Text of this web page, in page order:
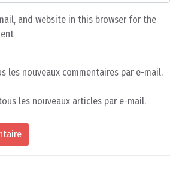
and website in this browser for the
les nouveaux commentaires par e-mail.
les nouveaux articles par e-mail.